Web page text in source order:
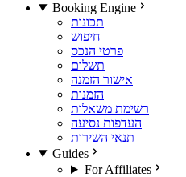
Booking Engine
תכונות
חיפוש
פרטי הנכס
תשלום
אישור הזמנה
הזמנות
רשימת משאלות
העדפות נסיעה
תנאי השירות
Guides
For Affiliates